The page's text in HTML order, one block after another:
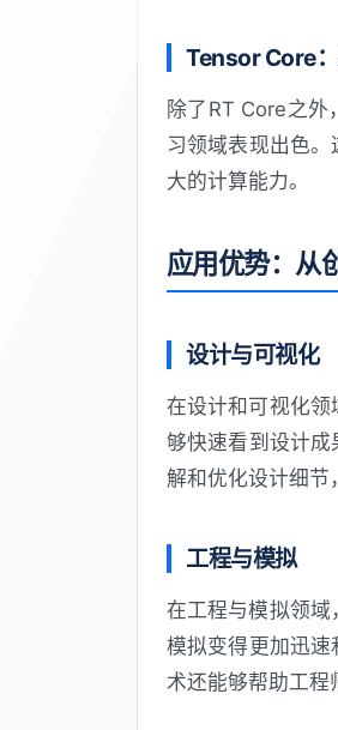
Tensor Core
除了RT Core之
习领域表现出色
大的计算能力。
应用优势：从
设计与可视化
在设计和可视化
够快速看到设计
解和优化设计细节
工程与模拟
在工程与模拟领
模拟变得更加迅
术还能够帮助工程